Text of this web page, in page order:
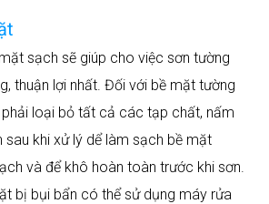
sạch sẽ giúp cho việc sơn tường
thuận lợi nhất. Đối với bề mặt tường
loại bỏ tất cả các tạp chất, nấm
sau khi xử lý dể làm sạch bề mặt
và để khô hoàn toàn trước khi sơn.
bị bụi bẩn có thể sử dụng máy rửa